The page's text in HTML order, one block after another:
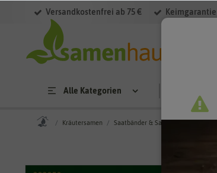
Versandkostenfrei ab 75 € Keimgarantie
Alle Kategorien
Kräutersamen Saatbänder & Saatplatten